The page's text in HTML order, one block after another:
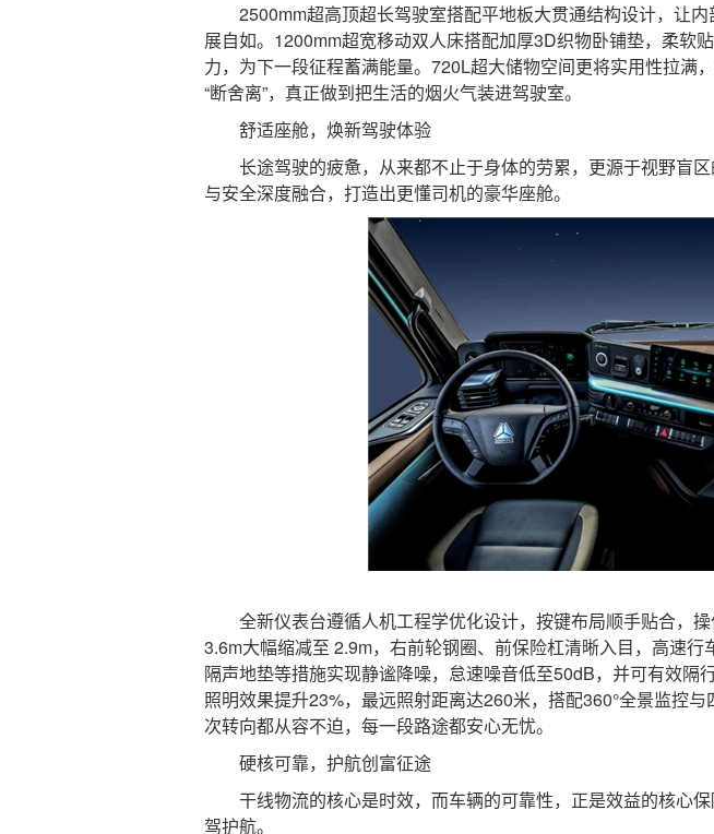
2500mm超高顶超长驾驶室搭配平地板大贯通结构设计，让内
展自如。1200mm超宽移动双人床搭配加厚3D织物卧铺垫，柔软
力，为下一段征程蓄满能量。720L超大储物空间更将实用性拉
“断舍离”，真正做到把生活的烟火气装进驾驶室。
舒适座舱，焕新驾驶体验
长途驾驶的疲惫，从来都不止于身体的劳累，更源于视野盲
与安全深度融合，打造出更懂司机的豪华座舱。
全新仪表台遵循人机工程学优化设计，按键布局顺手贴合，
3.6m大幅缩减至 2.9m，右前轮钢圈、前保险杠清晰入目，高速
隔声地垫等措施实现静谧降噪，怠速噪音低至50dB，并可有效
照明效果提升23%，最远照射距离达260米，搭配360°全景监控
次转向都从容不迫，每一段路途都安心无忧。
硬核可靠，护航创富征途
干线物流的核心是时效，而车辆的可靠性，正是效益的核心
驾护航。